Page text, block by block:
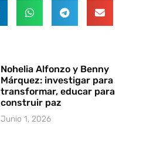
Nohelia Alfonzo y Benny
Márquez: investigar para
transformar, educar para
construir paz
Junio 1, 2026